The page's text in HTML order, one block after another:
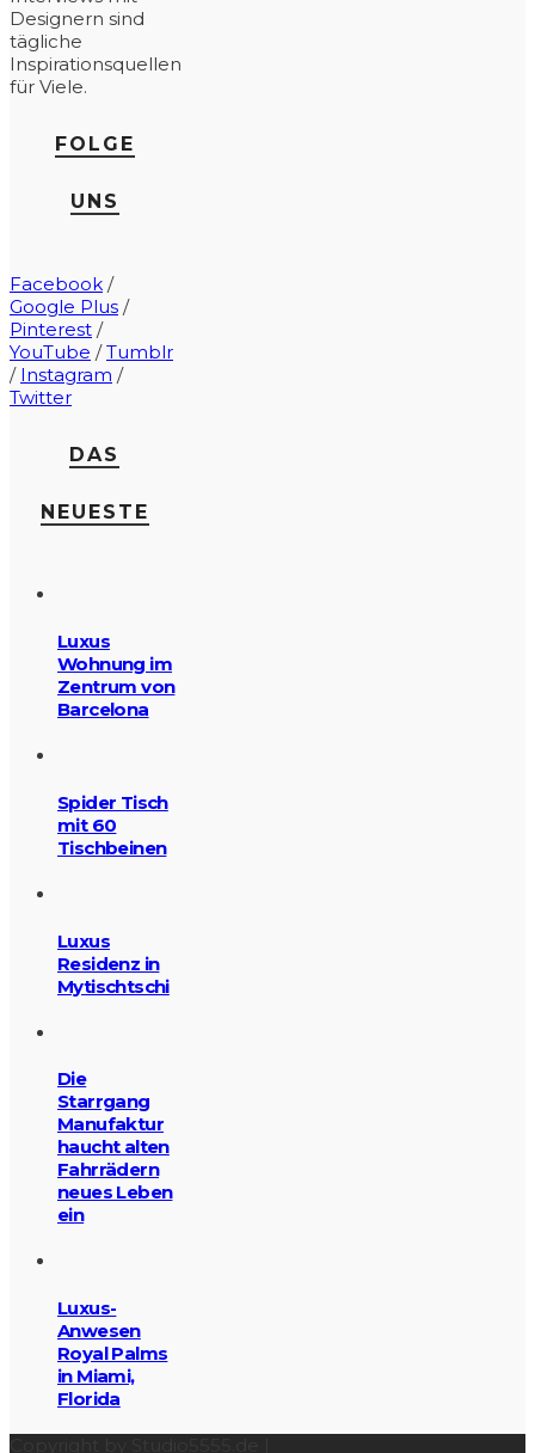
Designern sind
tägliche
Inspirationsquellen
für Viele.
FOLGE
UNS
Facebook /
Google Plus /
Pinterest /
YouTube /Tumblr
/ Instagram /
Twitter
DAS
NEUESTE
Luxus
Wohnung im
Zentrum von
Barcelona
Spider Tisch
mit 60
Tischbeinen
Luxus
Residenz in
Mytischtschi
Die
Starrgang
Manufaktur
haucht alten
Fahrrädern
neues Leben
ein
Luxus-
Anwesen
Royal Palms
in Miami,
Florida